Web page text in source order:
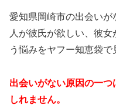
愛知県岡崎市の出会い
人が彼氏が欲しい、彼
う悩みをヤフー知恵袋で
出会いがない原因の一
しれません。